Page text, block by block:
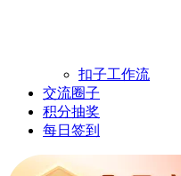
扣子工作流
交流圈子
积分抽奖
每日签到